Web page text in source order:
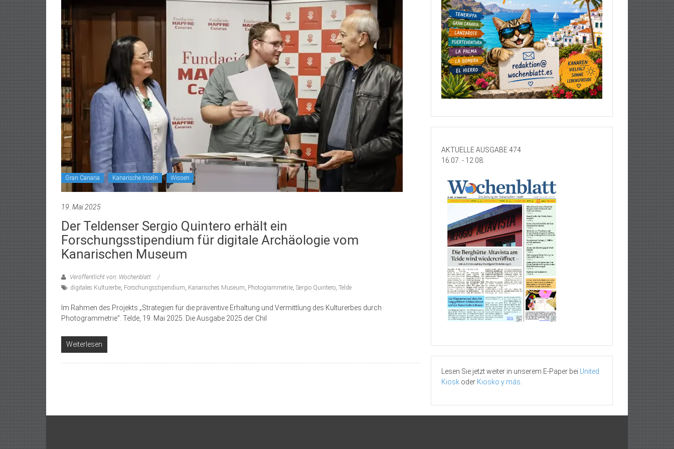
Gran Canaria Kanarische Inseln Wissen
19. Mai 2025
Der Teldenser Sergio Quintero erhält ein
Forschungsstipendium für digitale Archäologie vom
Kanarischen Museum
Veröffentlicht von: Wochenblatt
digitales Kulturerbe, Forschungsstipendium, Kanarisches Museum, Photogrammetrie, Sergio Quintero, Telde
Im Rahmen des Projekts „Strategien für die präventive Erhaltung und Vermittlung des Kulturerbes durch
Photogrammetrie“. Telde, 19. Mai 2025. Die Ausgabe 2025 der Chil
Weiterlesen
AKTUELLE AUSGABE 474
16.07. - 12.08.
Lesen Sie jetzt weiter in unserem E-Paper bei United
Kiosk oder Kiosko y más